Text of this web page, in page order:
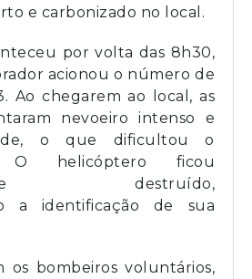
e carbonizado no local.
por volta das 8h30,
acionou o número de
Ao chegarem ao local, as
nevoeiro intenso e
o que dificultou o
O helicóptero ficou
destruído,
a identificação de sua
os bombeiros voluntários,